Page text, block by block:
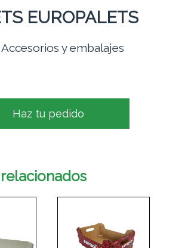
EUROPALETS
y embalajes
Haz tu pedido